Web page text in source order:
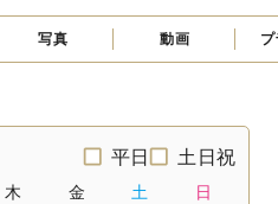
写真 動画
平日 土日祝
木 金 土 日